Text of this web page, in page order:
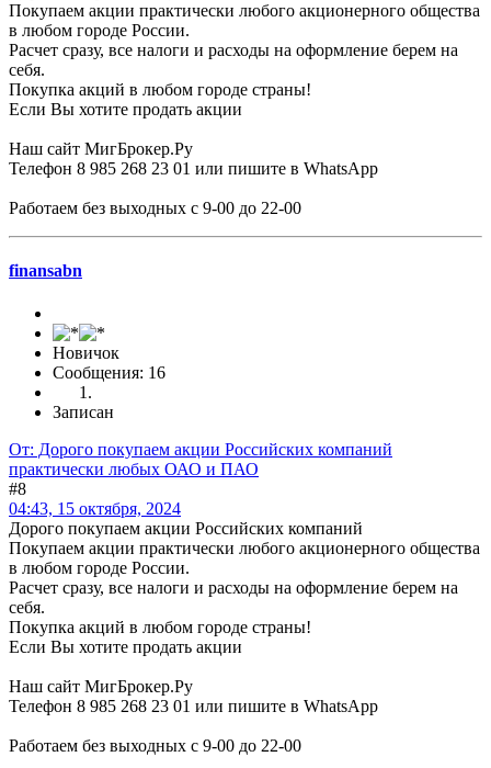
Покупаем акции практически любого акционерного общества
в любом городе России.
Расчет сразу, все налоги и расходы на оформление берем на
себя.
Покупка акций в любом городе страны!
Если Вы хотите продать акции
Наш сайт МигБрокер.Ру
Телефон 8 985 268 23 01 или пишите в WhatsApp
Работаем без выходных с 9-00 до 22-00
finansabn
Новичок
Сообщения: 16
Записан
От: Дорого покупаем акции Российских компаний
практически любых ОАО и ПАО
#8
04:43, 15 октября, 2024
Дорого покупаем акции Российских компаний
Покупаем акции практически любого акционерного общества
в любом городе России.
Расчет сразу, все налоги и расходы на оформление берем на
себя.
Покупка акций в любом городе страны!
Если Вы хотите продать акции
Наш сайт МигБрокер.Ру
Телефон 8 985 268 23 01 или пишите в WhatsApp
Работаем без выходных с 9-00 до 22-00